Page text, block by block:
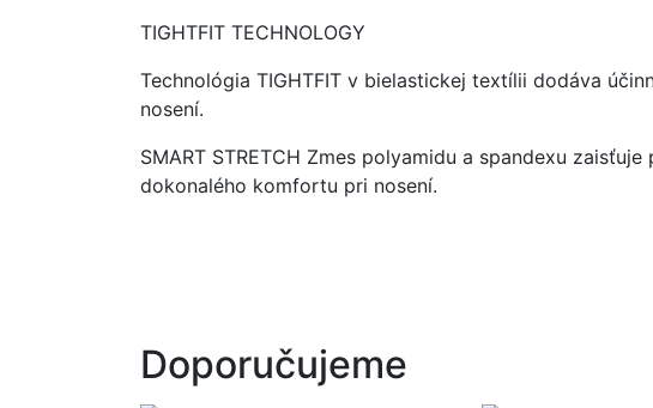
TIGHTFIT TECHNOLOGY
Technológia TIGHTFIT v bielastickej textílii dodáva
nosení.
SMART STRETCH Zmes polyamidu a spandexu
dokonalého komfortu pri nosení.
Doporučujeme